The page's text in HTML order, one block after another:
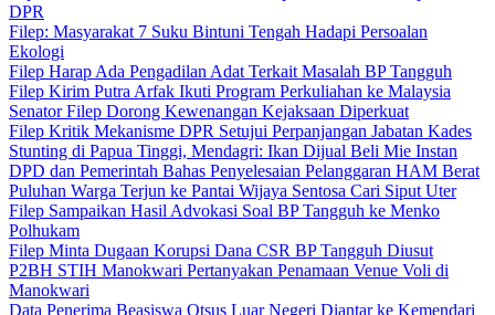
DPR
Filep: Masyarakat 7 Suku Bintuni Tengah Hadapi Persoalan
Ekologi
Filep Harap Ada Pengadilan Adat Terkait Masalah BP Tangguh
Filep Kirim Putra Arfak Ikuti Program Perkuliahan ke Malaysia
Senator Filep Dorong Kewenangan Kejaksaan Diperkuat
Filep Kritik Mekanisme DPR Setujui Perpanjangan Jabatan Kades
Stunting di Papua Tinggi, Mendagri: Ikan Dijual Beli Mie Instan
DPD dan Pemerintah Bahas Penyelesaian Pelanggaran HAM Berat
Puluhan Warga Terjun ke Pantai Wijaya Sentosa Cari Siput Uter
Filep Sampaikan Hasil Advokasi Soal BP Tangguh ke Menko
Polhukam
Filep Minta Dugaan Korupsi Dana CSR BP Tangguh Diusut
P2BH STIH Manokwari Pertanyakan Penamaan Venue Voli di
Manokwari
Data Penerima Beasiswa Otsus Luar Negeri Diantar ke Kemendari